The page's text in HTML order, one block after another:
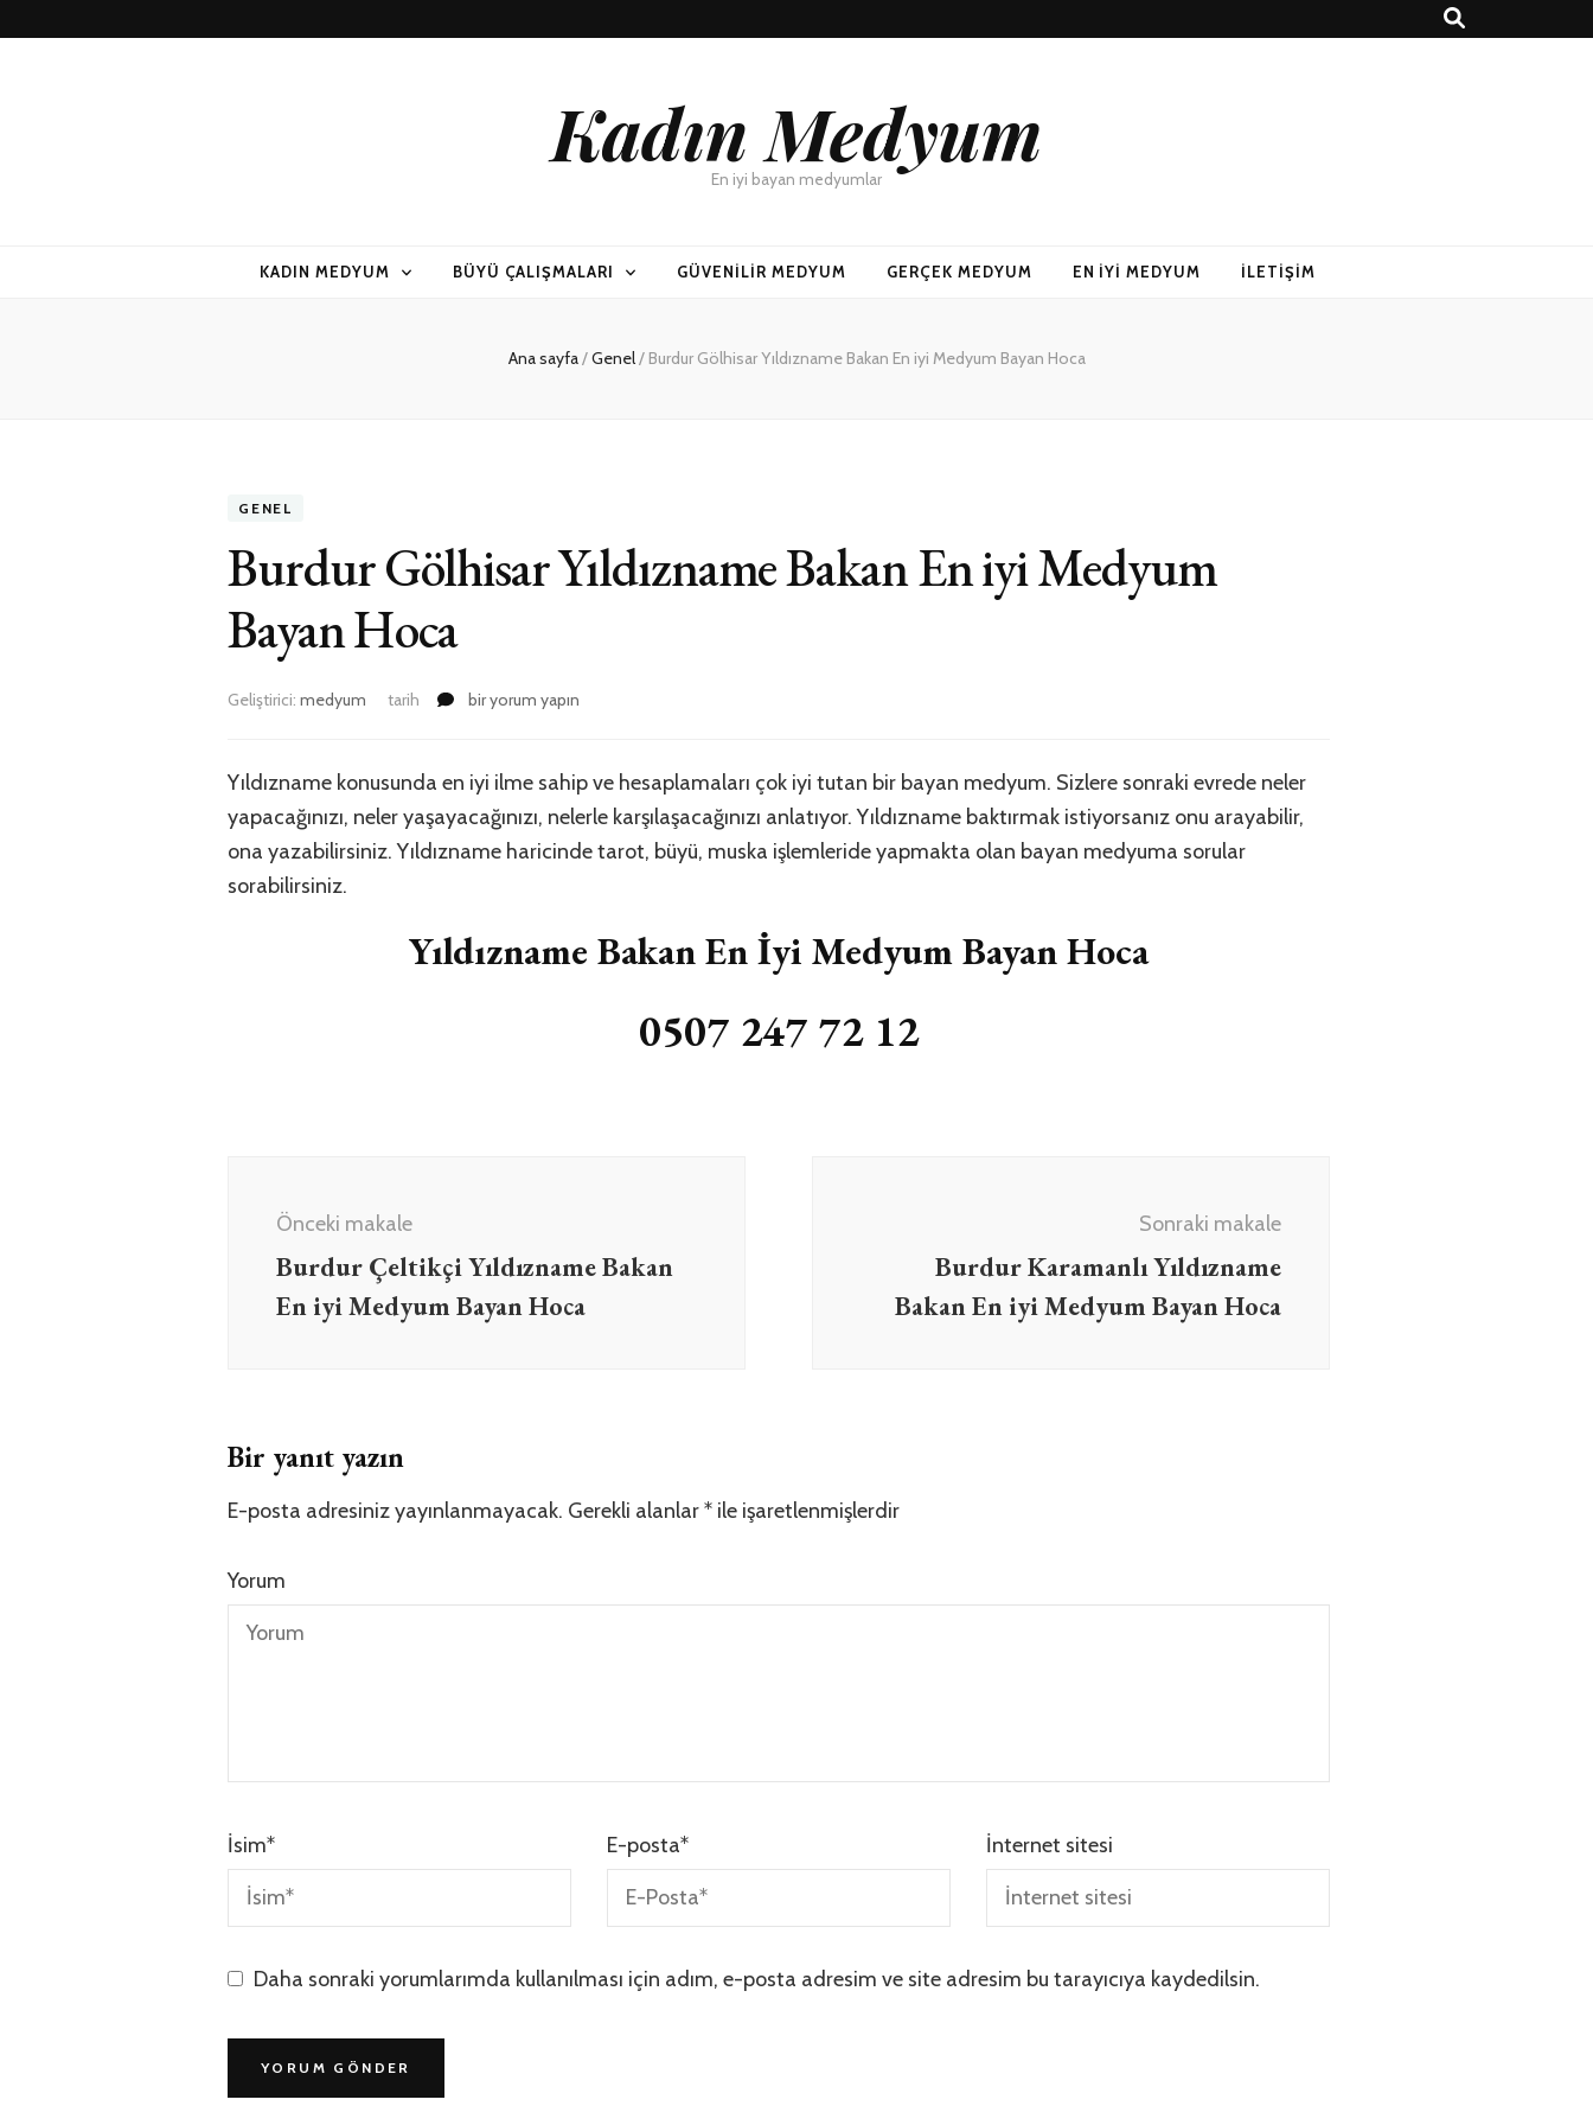
Kadın Medyum
En iyi bayan medyumlar
KADIN MEDYUM BÜYÜ ÇALIŞMALARI GÜVENILIR MEDYUM GERÇEK MEDYUM EN İYI MEDYUM İLETIŞIM
Ana sayfa/Genel/ Burdur Gölhisar Yıldızname Bakan En iyi Medyum Bayan Hoca
GENEL
Burdur Gölhisar Yıldızname Bakan En iyi Medyum
Bayan Hoca
Geliştirici: medyum tarih
Burdur
Bakan
En
iyi
Medyum
bir yorum yapın
Yıldızname konusunda en iyi ilme sahip ve hesaplamaları çok iyi tutan bir bayan medyum. Sizlere sonraki evrede neler
yapacağınızı, neler yaşayacağınızı, nelerle karşılaşacağınızı anlatıyor. Yıldızname baktırmak istiyorsanız onu arayabilir,
ona yazabilirsiniz. Yıldızname haricinde tarot, büyü, muska işlemleride yapmakta olan bayan medyuma sorular
sorabilirsiniz.
Yıldızname Bakan En İyi Medyum Bayan Hoca
0507 247 72 12
dolaşımı
Önceki makale
Burdur Çeltikçi Yıldızname Bakan
En iyi Medyum Bayan Hoca
Sonraki makale
Burdur Karamanlı Yıldızname
Bakan En iyi Medyum Bayan Hoca
Bir yanıt yazın
E-posta adresiniz yayınlanmayacak. Gerekli alanlar* ile işaretlenmişlerdir
Yorum
İsim* E-posta* İnternet sitesi
Daha sonraki yorumlarımda kullanılması için adım, e-posta adresim ve site adresim bu tarayıcıya kaydedilsin.